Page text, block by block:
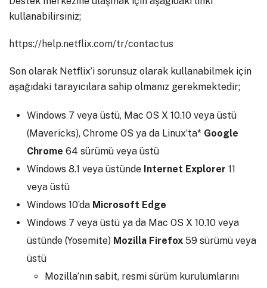
kullanabilirsiniz;
https://help.netflix.com/tr/contactus
Son olarak Netflix’i sorunsuz olarak kullanabilmek için
aşağıdaki tarayıcılara sahip olmanız gerekmektedir;
Windows 7 veya üstü, Mac OS X 10.10 veya üstü
(Mavericks), Chrome OS ya da Linux’ta* Google
Chrome 64 sürümü veya üstü
Windows 8.1 veya üstünde Internet Explorer 11
veya üstü
Windows 10’da Microsoft Edge
Windows 7 veya üstü ya da Mac OS X 10.10 veya
üstünde (Yosemite) Mozilla Firefox 59 sürümü veya
üstü
Mozilla’nın sabit, resmi sürüm kurulumlarını